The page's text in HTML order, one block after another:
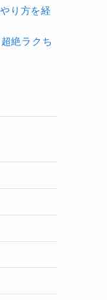
り方を経
絶ラクち